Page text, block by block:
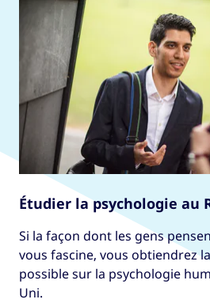
Étudier la psychologie au
Si la façon dont les gens
vous fascine, vous obtiendrez
possible sur la psychologie
Uni.